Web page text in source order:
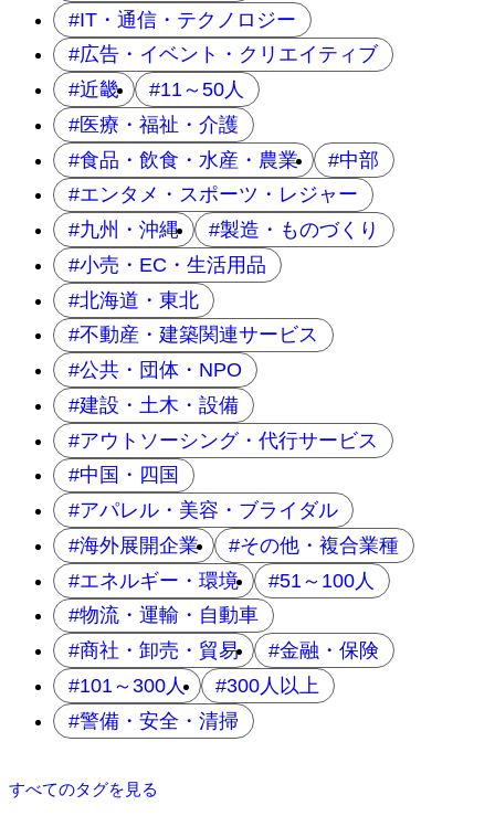
IT・通信・テクノロジー
広告・イベント・クリエイティブ
近畿
11～50人
医療・福祉・介護
食品・飲食・水産・農業
中部
エンタメ・スポーツ・レジャー
九州・沖縄
製造・ものづくり
小売・EC・生活用品
北海道・東北
不動産・建築関連サービス
公共・団体・NPO
建設・土木・設備
アウトソーシング・代行サービス
中国・四国
アパレル・美容・ブライダル
海外展開企業
その他・複合業種
エネルギー・環境
51～100人
物流・運輸・自動車
商社・卸売・貿易
金融・保険
101～300人
300人以上
警備・安全・清掃
すべてのタグを見る